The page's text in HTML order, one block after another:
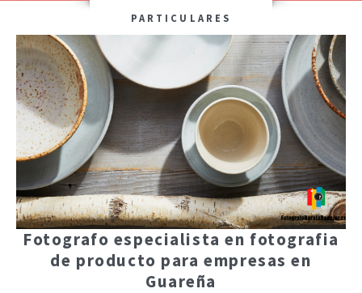
PARTICULARES
Fotografo especialista en fotografia
de producto para empresas en
Guareña